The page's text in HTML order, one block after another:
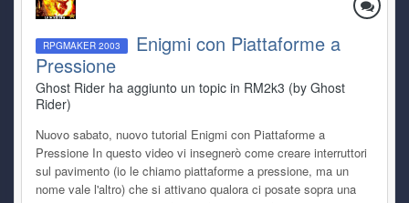
RPGMAKER 2003
Enigmi con Piattaforme a
Pressione
Ghost Rider ha aggiunto un topic in RM2k3 (by Ghost
Rider)
Nuovo sabato, nuovo tutorial Enigmi con Piattaforme a
Pressione In questo video vi insegnerò come creare interruttori
sul pavimento (io le chiamo piattaforme a pressione, ma un
nome vale l'altro) che si attivano qualora ci posate sopra una